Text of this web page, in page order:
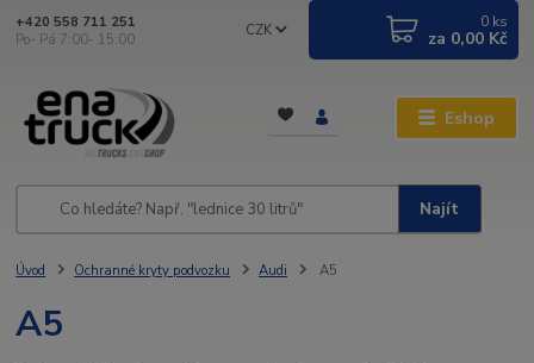
Eshop
CZK
Najít
+420 558 711 251
Po- Pá 7:00- 15:00
0 ks
za 0,00 Kč
Úvod Ochranné kryty podvozku Audi A5
A5